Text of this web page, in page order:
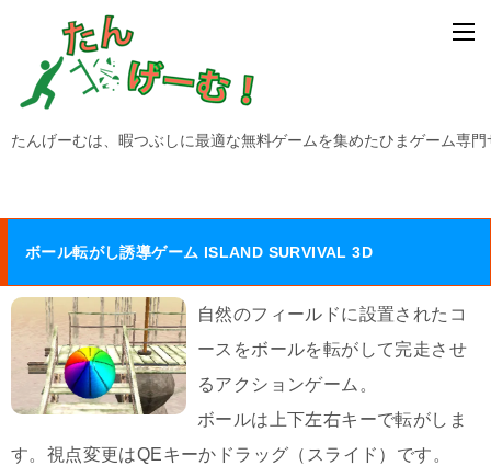
たんげーむは、暇つぶしに最適な無料ゲームを集めたひまゲーム専
ボール転がし誘導ゲーム ISLAND SURVIVAL 3D
自然のフィールドに設置されたコ
ースをボールを転がして完走させ
るアクションゲーム。
ボールは上下左右キーで転がしま
す。視点変更はQEキーかドラッグ（スライド）です。